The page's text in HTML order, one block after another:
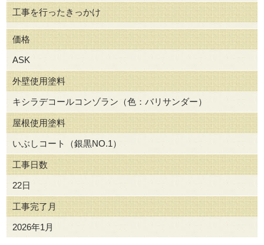
工事を行ったきっかけ
価格
ASK
外壁使用塗料
キシラデコールコンゾラン（色：バリサンダー）
屋根使用塗料
いぶしコート（銀黒NO.1）
工事日数
22日
工事完了月
2026年1月